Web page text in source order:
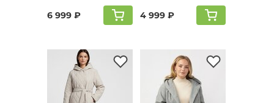
6 999 ₽ 4 999 ₽